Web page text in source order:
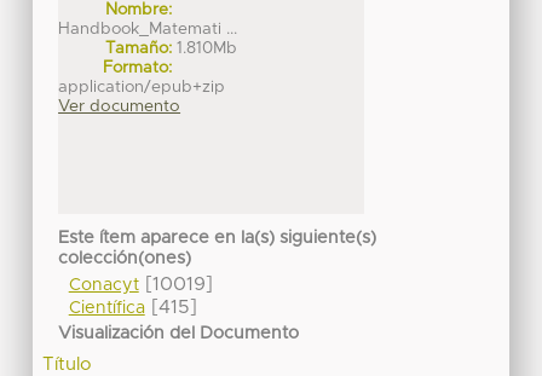
Nombre:
Handbook_Matemati ...
Tamaño: 1.810Mb
Formato:
application/epub+zip
Ver documento
Este ítem aparece en la(s) siguiente(s)
colección(ones)
Conacyt[10019]
Científica[415]
Visualización del Documento
Título